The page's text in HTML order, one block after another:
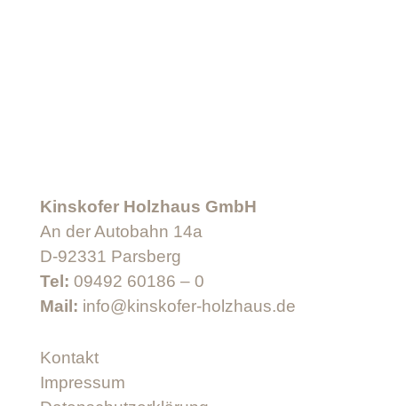
Kinskofer Holzhaus GmbH
An der Autobahn 14a
D-92331 Parsberg
Tel: 09492 60186 – 0
Mail: info@kinskofer-holzhaus.de
Kontakt
Impressum